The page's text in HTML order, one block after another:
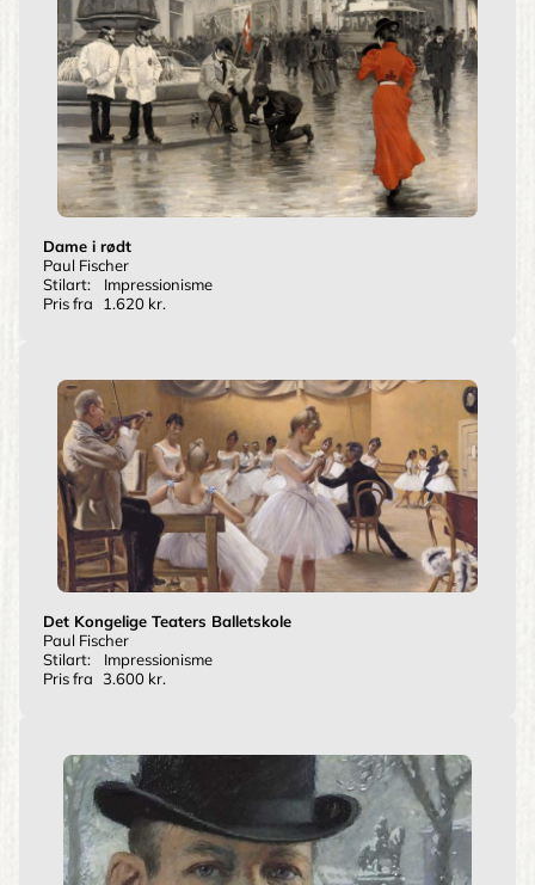
Dame i rødt
Paul Fischer
Stilart:
Impressionisme
Pris fra
1.620 kr.
Det Kongelige Teaters Balletskole
Paul Fischer
Stilart:
Impressionisme
Pris fra 3.600 kr.